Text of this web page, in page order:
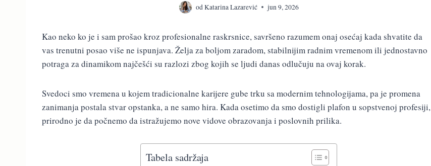
odKatarina Lazarević jun 9, 2026
Kao neko ko je i sam prošao kroz profesionalne raskrsnice, savršeno razumem onaj osećaj kada shvatite da
vas trenutni posao više ne ispunjava. Želja za boljom zaradom, stabilnijim radnim vremenom ili jednostavno
potraga za dinamikom najčešći su razlozi zbog kojih se ljudi danas odlučuju na ovaj korak.
Svedoci smo vremena u kojem tradicionalne karijere gube trku sa modernim tehnologijama, pa je promena
zanimanja postala stvar opstanka, a ne samo hira. Kada osetimo da smo dostigli plafon u sopstvenoj profesiji,
prirodno je da počnemo da istražujemo nove vidove obrazovanja i poslovnih prilika.
Tabela sadržaja